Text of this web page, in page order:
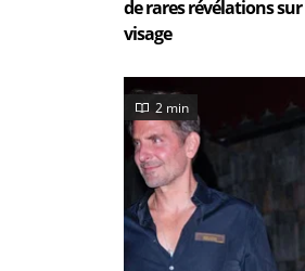
de rares révélations
visage
2 min